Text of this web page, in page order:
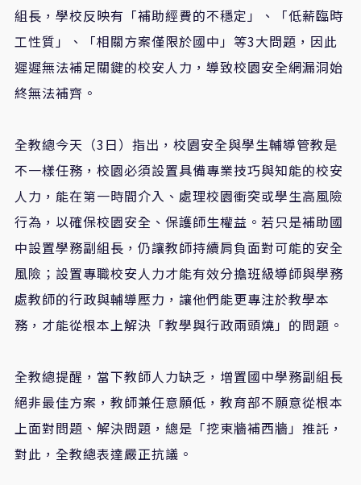
組長，學校反映有「補助經費的不穩定」、「低薪臨時
工性質」、「相關方案僅限於國中」等3大問題，因此
遲遲無法補足關鍵的校安人力，導致校園安全網漏洞始
終無法補齊。
全教總今天（3日）指出，校園安全與學生輔導管教是
不一樣任務，校園必須設置具備專業技巧與知能的校安
人力，能在第一時間介入、處理校園衝突或學生高風險
行為，以確保校園安全、保護師生權益。若只是補助國
中設置學務副組長，仍讓教師持續肩負面對可能的安全
風險；設置專職校安人力才能有效分擔班級導師與學務
處教師的行政與輔導壓力，讓他們能更專注於教學本
務，才能從根本上解決「教學與行政兩頭燒」的問題。
全教總提醒，當下教師人力缺乏，增置國中學務副組長
絕非最佳方案，教師兼任意願低，教育部不願意從根本
上面對問題、解決問題，總是「挖東牆補西牆」推託，
對此，全教總表達嚴正抗議。